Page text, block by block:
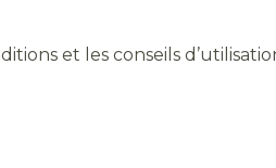
et les conseils